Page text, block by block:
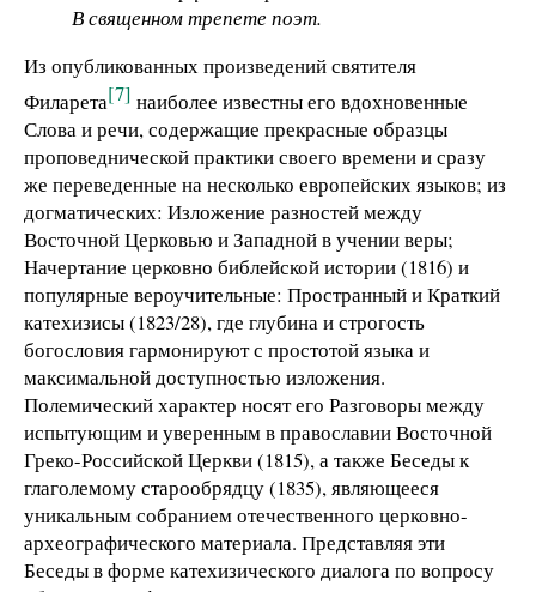
В священном трепете поэт.
Из опубликованных произведений святителя
Филарета[7] наиболее известны его вдохновенные
Слова и речи, содержащие прекрасные образцы
проповеднической практики своего времени и сразу
же переведенные на несколько европейских языков; из
догматических: Изложение разностей между
Восточной Церковью и Западной в учении веры;
Начертание церковно библейской истории (1816) и
популярные вероучительные: Пространный и Краткий
катехизисы (1823/28), где глубина и строгость
богословия гармонируют с простотой языка и
максимальной доступностью изложения.
Полемический характер носят его Разговоры между
испытующим и уверенным в православии Восточной
Греко-Российской Церкви (1815), а также Беседы к
глаголемому старообрядцу (1835), являющееся
уникальным собранием отечественного церковно-
археографического материала. Представляя эти
Беседы в форме катехизического диалога по вопросу